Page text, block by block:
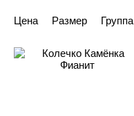
Цена Размер Группа